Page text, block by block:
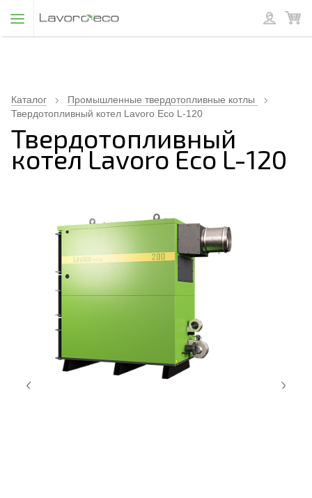
Каталог
Промышленные твердотопливные котлы
Твердотопливный котел Lavoro Eco L-120
Твердотопливный
котел Lavoro Eco L-120